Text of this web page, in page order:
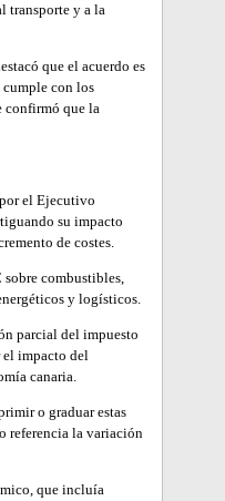
transporte y a la
que el acuerdo es
con los
confirmó que la
el Ejecutivo
su impacto
de costes.
combustibles,
y logísticos.
parcial del impuesto
el impacto del
canaria.
o graduar estas
referencia la variación
que incluía